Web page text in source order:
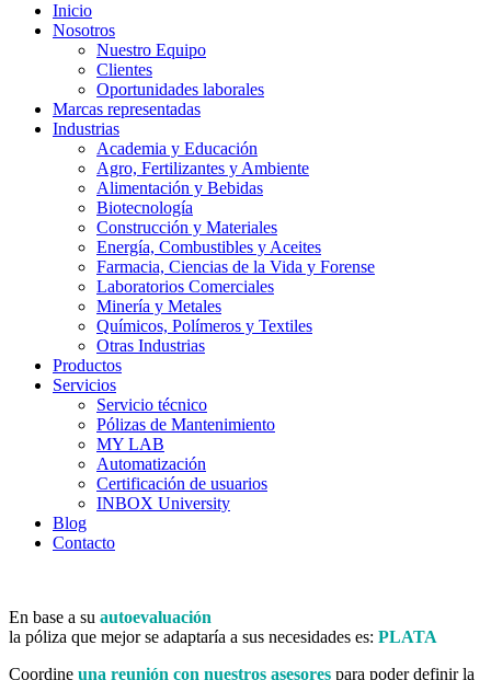
Inicio
Nosotros
Nuestro Equipo
Clientes
Oportunidades laborales
Marcas representadas
Industrias
Academia y Educación
Agro, Fertilizantes y Ambiente
Alimentación y Bebidas
Biotecnología
Construcción y Materiales
Energía, Combustibles y Aceites
Farmacia, Ciencias de la Vida y Forense
Laboratorios Comerciales
Minería y Metales
Químicos, Polímeros y Textiles
Otras Industrias
Productos
Servicios
Servicio técnico
Pólizas de Mantenimiento
MY LAB
Automatización
Certificación de usuarios
INBOX University
Blog
Contacto
En base a su autoevaluación
la póliza que mejor se adaptaría a sus necesidades es: PLATA
Coordine una reunión con nuestros asesores para poder definir la